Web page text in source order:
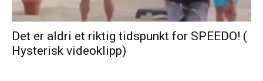
Det er aldri et riktig tidspunkt for SPEEDO! (
Hysterisk videoklipp)